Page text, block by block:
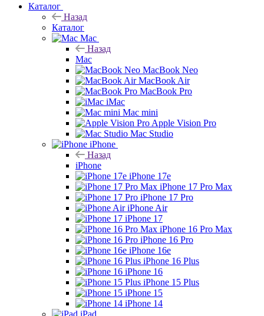
Каталог
Назад
Каталог
Mac
Назад
Mac
MacBook Neo
MacBook Air
MacBook Pro
iMac
Mac mini
Apple Vision Pro
Mac Studio
iPhone
Назад
iPhone
iPhone 17e
iPhone 17 Pro Max
iPhone 17 Pro
iPhone Air
iPhone 17
iPhone 16 Pro Max
iPhone 16 Pro
iPhone 16e
iPhone 16 Plus
iPhone 16
iPhone 15 Plus
iPhone 15
iPhone 14
iPad